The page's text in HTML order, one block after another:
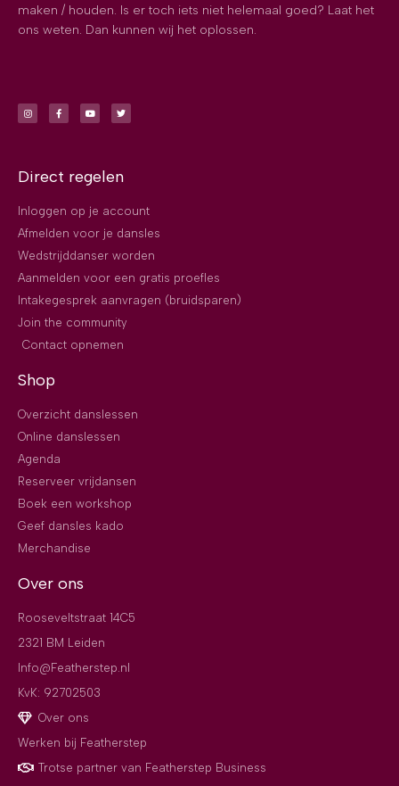
maken / houden. Is er toch iets niet helemaal goed? Laat het
ons weten. Dan kunnen wij het oplossen.
Direct regelen
Inloggen op je account
Afmelden voor je dansles
Wedstrijddanser worden
Aanmelden voor een gratis proefles
Intakegesprek aanvragen (bruidsparen)
Join the community
Contact opnemen
Shop
Overzicht danslessen
Online danslessen
Agenda
Reserveer vrijdansen
Boek een workshop
Geef dansles kado
Merchandise
Over ons
Rooseveltstraat 14C5
2321 BM Leiden
Info@Featherstep.nl
KvK: 92702503
Over ons
Werken bij Featherstep
Trotse partner van Featherstep Business